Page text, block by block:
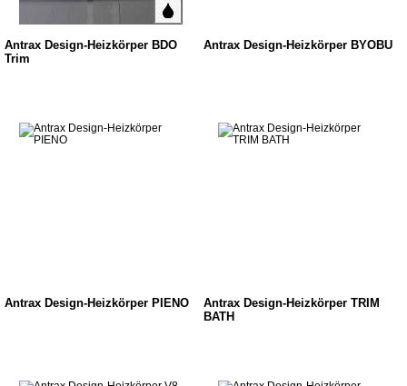
Antrax Design-Heizkörper BDO
Trim
Antrax Design-Heizkörper BYOBU
Antrax Design-Heizkörper PIENO
Antrax Design-Heizkörper TRIM
BATH